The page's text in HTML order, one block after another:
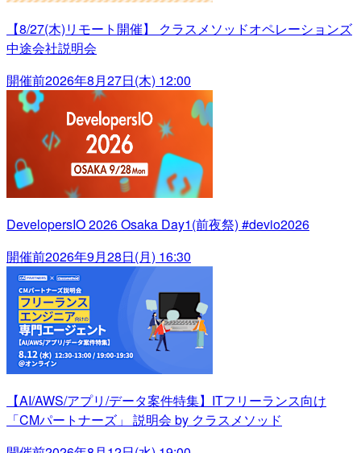
【8/27(木)リモート開催】 クラスメソッドオペレーションズ
中途会社説明会
開催前2026年8月27日(木) 12:00
DevelopersIO 2026 Osaka Day1(前夜祭) #devio2026
開催前2026年9月28日(月) 16:30
【AI/AWS/アプリ/データ案件特集】ITフリーランス向け
「CMパートナーズ」 説明会 by クラスメソッド